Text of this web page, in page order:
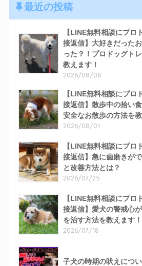
最近の投稿
【LINE無料相談にプロ
接返信】大好きだった
った？！プロドッグト
教えます！
2026/08/08
【LINE無料相談にプロ
接返信】散歩中の拾い
安全なお散歩の方法を教
2026/08/01
【LINE無料相談にプロ
接返信】急に歯磨きが
と改善方法とは？
2026/07/25
【LINE無料相談にプロ
接返信】愛犬の警戒心
を治す方法を教えます！
2026/07/18
子犬の時期の吠えにつ